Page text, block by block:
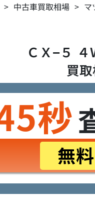
> 中古車買取相場 > マ
ＣＸ−５
買
秒
無料